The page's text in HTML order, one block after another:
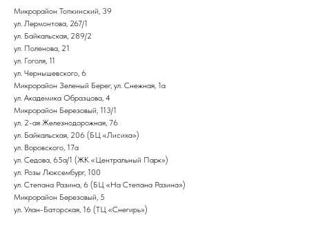
Микрорайон Топкинский, 39
ул. Лермонтова, 267/1
ул. Байкальская, 289/2
ул. Поленова, 21
ул. Гоголя, 11
ул. Чернышевского, 6
Микрорайон Зеленый Берег, ул. Снежная, 1а
ул. Академика Образцова, 4
Микрорайон Березовый, 113/1
ул. 2-ая Железнодорожная, 76
ул. Байкальская, 206 (БЦ «Лисиха»)
ул. Воровского, 17а
ул. Седова, 65а/1 (ЖК «Центральный Парк»)
ул. Розы Люксембург, 100
ул. Степана Разина, 6 (БЦ «На Степана Разина»)
Микрорайон Березовый, 5
ул. Улан-Баторская, 16 (ТЦ «Снегирь»)